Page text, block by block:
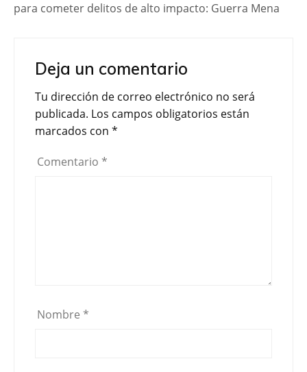
para cometer delitos de alto impacto: Guerra Mena
Deja un comentario
Tu dirección de correo electrónico no será
publicada. Los campos obligatorios están
marcados con *
Comentario *
Nombre *